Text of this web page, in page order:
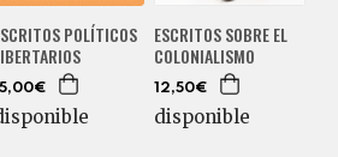
POLÍTICOS
ESCRITOS SOBRE EL
COLONIALISMO
12,50€
disponible